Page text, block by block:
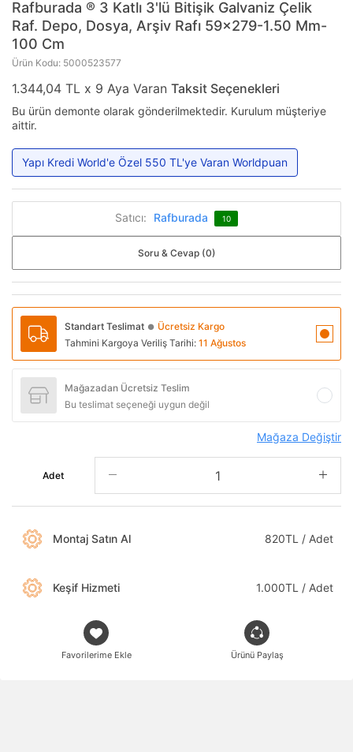
Rafburada ® 3 Katlı 3'lü Bitişik Galvaniz Çelik
Raf. Depo, Dosya, Arşiv Rafı 59x279-1.50 Mm-
100 Cm
Ürün Kodu: 5000523577
1.344,04 TL x 9 Aya Varan Taksit Seçenekleri
Bu ürün demonte olarak gönderilmektedir. Kurulum müşteriye
aittir.
Yapı Kredi World'e Özel 550 TL'ye Varan Worldpuan
Satıcı: Rafburada 10
Soru & Cevap (0)
Standart Teslimat ● Ücretsiz Kargo
Tahmini Kargoya Veriliş Tarihi: 11 Ağustos
Mağazadan Ücretsiz Teslim
Bu teslimat seçeneği uygun değil
Mağaza Değiştir
Adet
Montaj Satın Al 820TL / Adet
Keşif Hizmeti 1.000TL / Adet
Favorilerime Ekle Ürünü Paylaş